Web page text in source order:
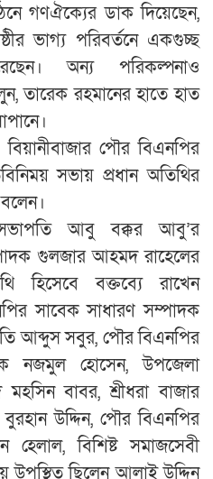
গণঐক্যের ডাক দিয়েছেন,
ভাগ্য পরিবর্তনে একগুচ্ছ
অন্য পরিকল্পনাও
তারেক রহমানের হাতে হাত
পৌর বিএনপির
সভায় প্রধান অতিথির
আবু বক্কর আবু’র
গুলজার আহমদ রাহেলের
হিসেবে বক্তব্যে রাখেন
সাবেক সাধারণ সম্পাদক
আব্দুস সবুর, পৌর বিএনপির
নজমুল হোসেন, উপজেলা
বাবর, শ্রীধরা বাজার
উদ্দিন, পৌর বিএনপির
বিশিষ্ট সমাজসেবী
উপস্থিত ছিলেন আলাই উদ্দিন